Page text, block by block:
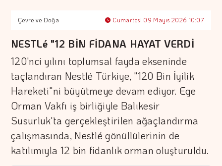
Çevre ve Doğa Cumartesi 09 Mayıs 2026 10:07
NESTLé "12 BİN FİDANA HAYAT VERDİ
120'nci yılını toplumsal fayda ekseninde
taçlandıran Nestlé Türkiye, "120 Bin İyilik
Hareketi"ni büyütmeye devam ediyor. Ege
Orman Vakfı iş birliğiyle Balıkesir
Susurluk'ta gerçekleştirilen ağaçlandırma
çalışmasında, Nestlé gönüllülerinin de
katılımıyla 12 bin fidanlık orman oluşturuldu.